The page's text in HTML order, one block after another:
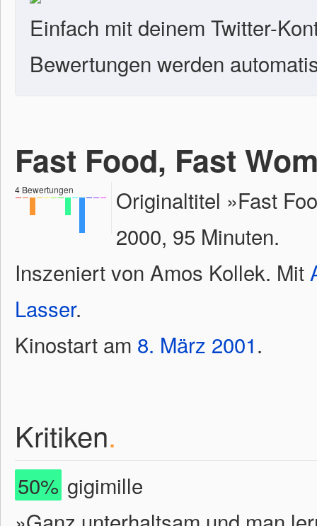
Einfach mit deinem Twitter-
Bewertungen werden
Fast Food, Fast
4 Bewertungen
Originaltitel »Fast
2000, 95 Minuten.
Inszeniert von Amos Kollek. Mit
Lasser.
Kinostart am 8. März 2001.
Kritiken.
50% gigimille